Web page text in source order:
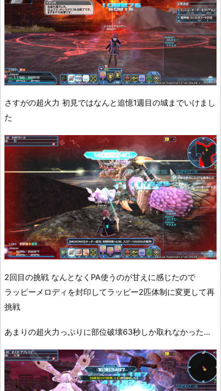
さすがの超火力 初見ではなんと追憶1週目の城までいけまし
た
2回目の挑戦 なんとなくPA使うのが甘えに感じたので
ラッピーメロディを封印してラッピー2匹体制に変更して再
挑戦
あまりの超火力っぷりに部位破壊63秒しか取れなかった…